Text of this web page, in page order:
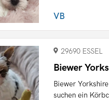
VB
29690 ESSEL
Biewer
Biewer
suchen ein